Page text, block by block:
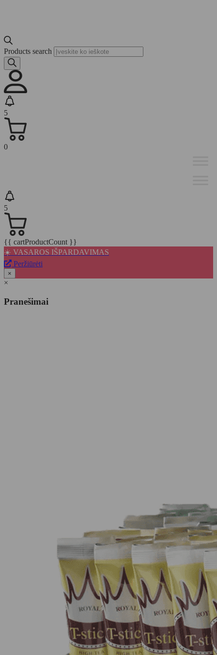
Products search
5
0
5
{{ cartProductCount }}
☀️ VASAROS IŠPARDAVIMAS
Peržiūrėti
×
×
Pranešimai